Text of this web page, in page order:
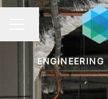
CARRIÈREMENU
Taal wijzigen
ENGINEERING